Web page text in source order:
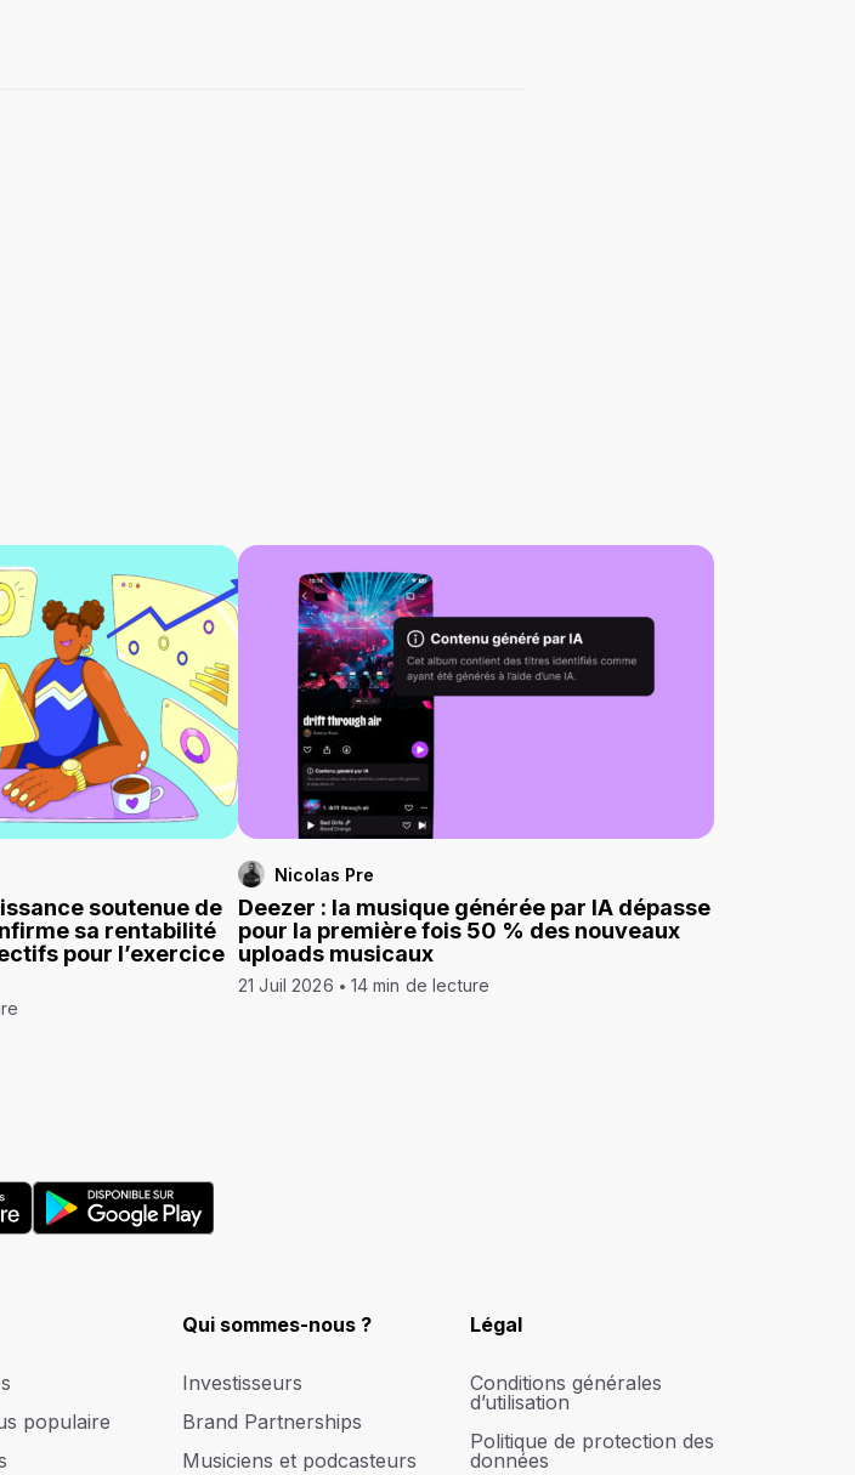
soutenue de
sa rentabilité
pour l’exercice
Nicolas Pre
Deezer : la musique générée par IA dépasse
pour la première fois 50 % des nouveaux
uploads musicaux
21 Juil 2026 14 min de lecture
populaire
Qui sommes-nous ?
Investisseurs
Brand Partnerships
Musiciens et podcasteurs
Légal
Conditions générales
d’utilisation
Politique de protection des
données